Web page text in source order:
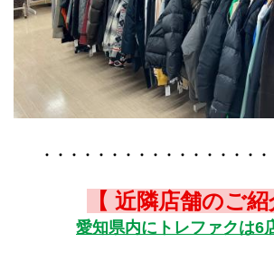
・・・・・・・・・・・・・・・・・
【 近隣店舗のご紹
愛知県内にトレファクは6